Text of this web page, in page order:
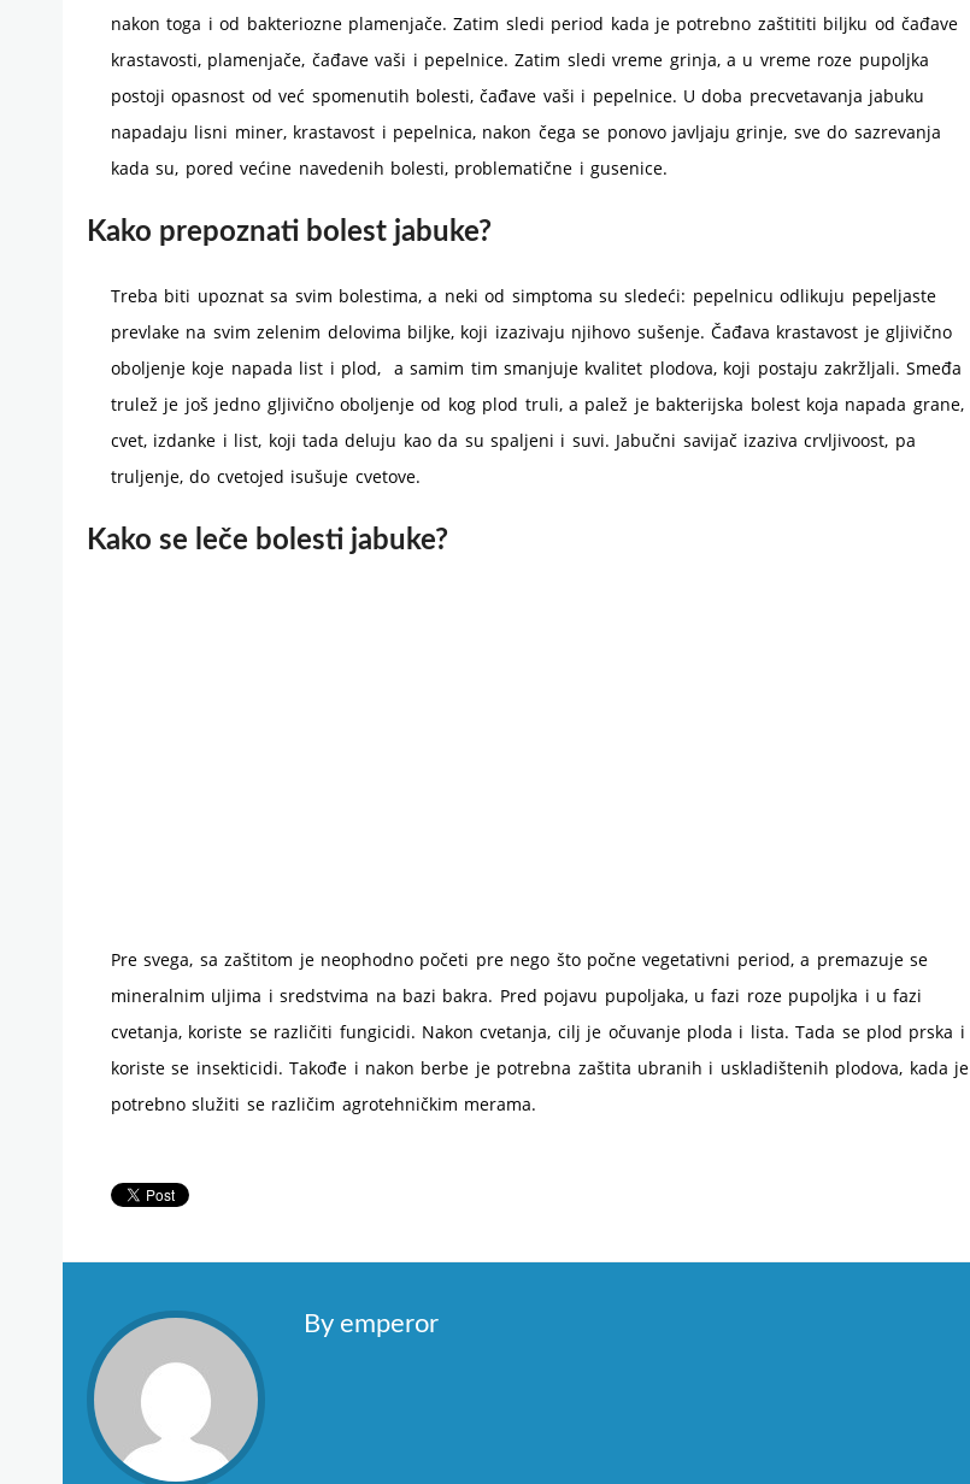
nakon toga i od bakteriozne plamenjače. Zatim sledi period kada je potrebno zaštititi biljku od čađave
krastavosti, plamenjače, čađave vaši i pepelnice. Zatim sledi vreme grinja, a u vreme roze pupoljka
postoji opasnost od već spomenutih bolesti, čađave vaši i pepelnice. U doba precvetavanja jabuku
napadaju lisni miner, krastavost i pepelnica, nakon čega se ponovo javljaju grinje, sve do sazrevanja
kada su, pored većine navedenih bolesti, problematične i gusenice.
Kako prepoznati bolest jabuke?
Treba biti upoznat sa svim bolestima, a neki od simptoma su sledeći: pepelnicu odlikuju pepeljaste
prevlake na svim zelenim delovima biljke, koji izazivaju njihovo sušenje. Čađava krastavost je gljivično
oboljenje koje napada list i plod, a samim tim smanjuje kvalitet plodova, koji postaju zakržljali. Smeđa
trulež je još jedno gljivično oboljenje od kog plod truli, a palež je bakterijska bolest koja napada grane,
cvet, izdanke i list, koji tada deluju kao da su spaljeni i suvi. Jabučni savijač izaziva crvljivoost, pa
truljenje, do cvetojed isušuje cvetove.
Kako se leče bolesti jabuke?
Pre svega, sa zaštitom je neophodno početi pre nego što počne vegetativni period, a premazuje se
mineralnim uljima i sredstvima na bazi bakra. Pred pojavu pupoljaka, u fazi roze pupoljka i u fazi
cvetanja, koriste se različiti fungicidi. Nakon cvetanja, cilj je očuvanje ploda i lista. Tada se plod prska i
koriste se insekticidi. Takođe i nakon berbe je potrebna zaštita ubranih i uskladištenih plodova, kada je
potrebno služiti se različim agrotehničkim merama.
By emperor